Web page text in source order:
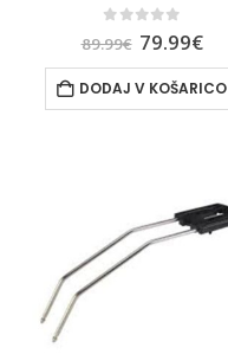
out of 5
89.99€ 79.99€
DODAJ V KOŠARICO